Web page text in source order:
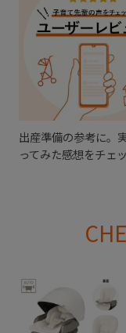
出産準備の参考に。
ってみた感想をチェ